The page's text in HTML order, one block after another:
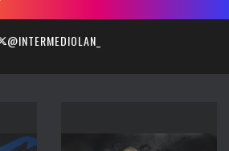
@INTERMEDIOLAN_